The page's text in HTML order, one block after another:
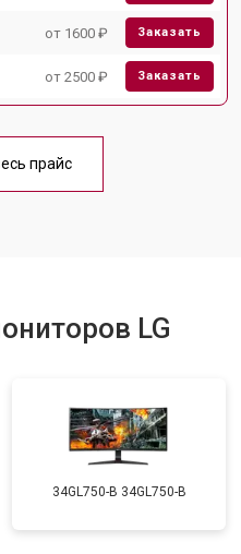
от 1600 ₽ Заказать
от 2500 ₽ Заказать
прайс
LG
34GL750-B 34GL750-B